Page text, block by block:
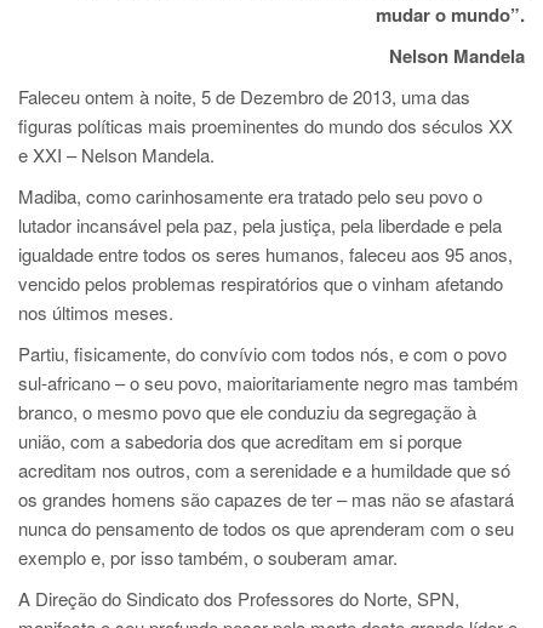
mudar o mundo”.
Nelson Mandela
Faleceu ontem à noite, 5 de Dezembro de 2013, uma das
figuras políticas mais proeminentes do mundo dos séculos XX
e XXI – Nelson Mandela.
Madiba, como carinhosamente era tratado pelo seu povo o
lutador incansável pela paz, pela justiça, pela liberdade e pela
igualdade entre todos os seres humanos, faleceu aos 95 anos,
vencido pelos problemas respiratórios que o vinham afetando
nos últimos meses.
Partiu, fisicamente, do convívio com todos nós, e com o povo
sul-africano – o seu povo, maioritariamente negro mas também
branco, o mesmo povo que ele conduziu da segregação à
união, com a sabedoria dos que acreditam em si porque
acreditam nos outros, com a serenidade e a humildade que só
os grandes homens são capazes de ter – mas não se afastará
nunca do pensamento de todos os que aprenderam com o seu
exemplo e, por isso também, o souberam amar.
A Direção do Sindicato dos Professores do Norte, SPN,